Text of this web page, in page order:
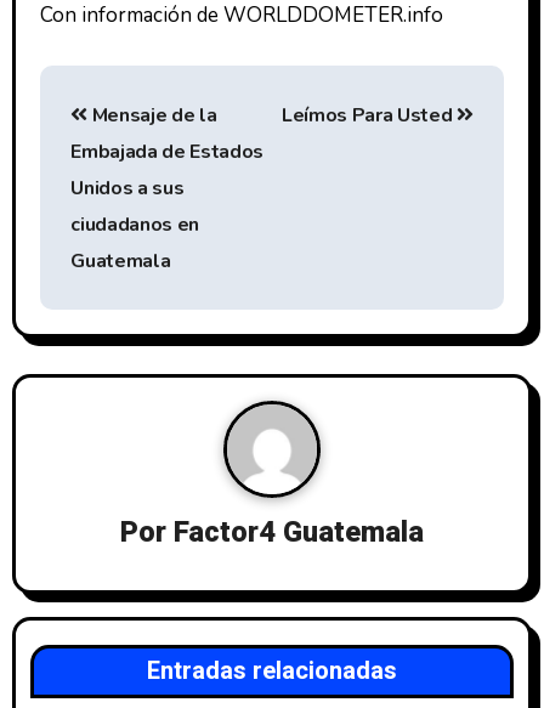
Con información de WORLDDOMETER.info
Mensaje de la
Embajada de Estados
Unidos a sus
ciudadanos en
Guatemala
Leímos Para Usted
Por Factor4 Guatemala
Entradas relacionadas